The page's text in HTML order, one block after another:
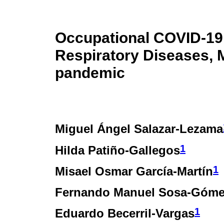
Occupational COVID-
Respiratory Diseases,
pandemic
Miguel Ángel Salazar-Lezama
Hilda Patiño-Gallegos1
Misael Osmar García-Martín1
Fernando Manuel Sosa-
Eduardo Becerril-Vargas1